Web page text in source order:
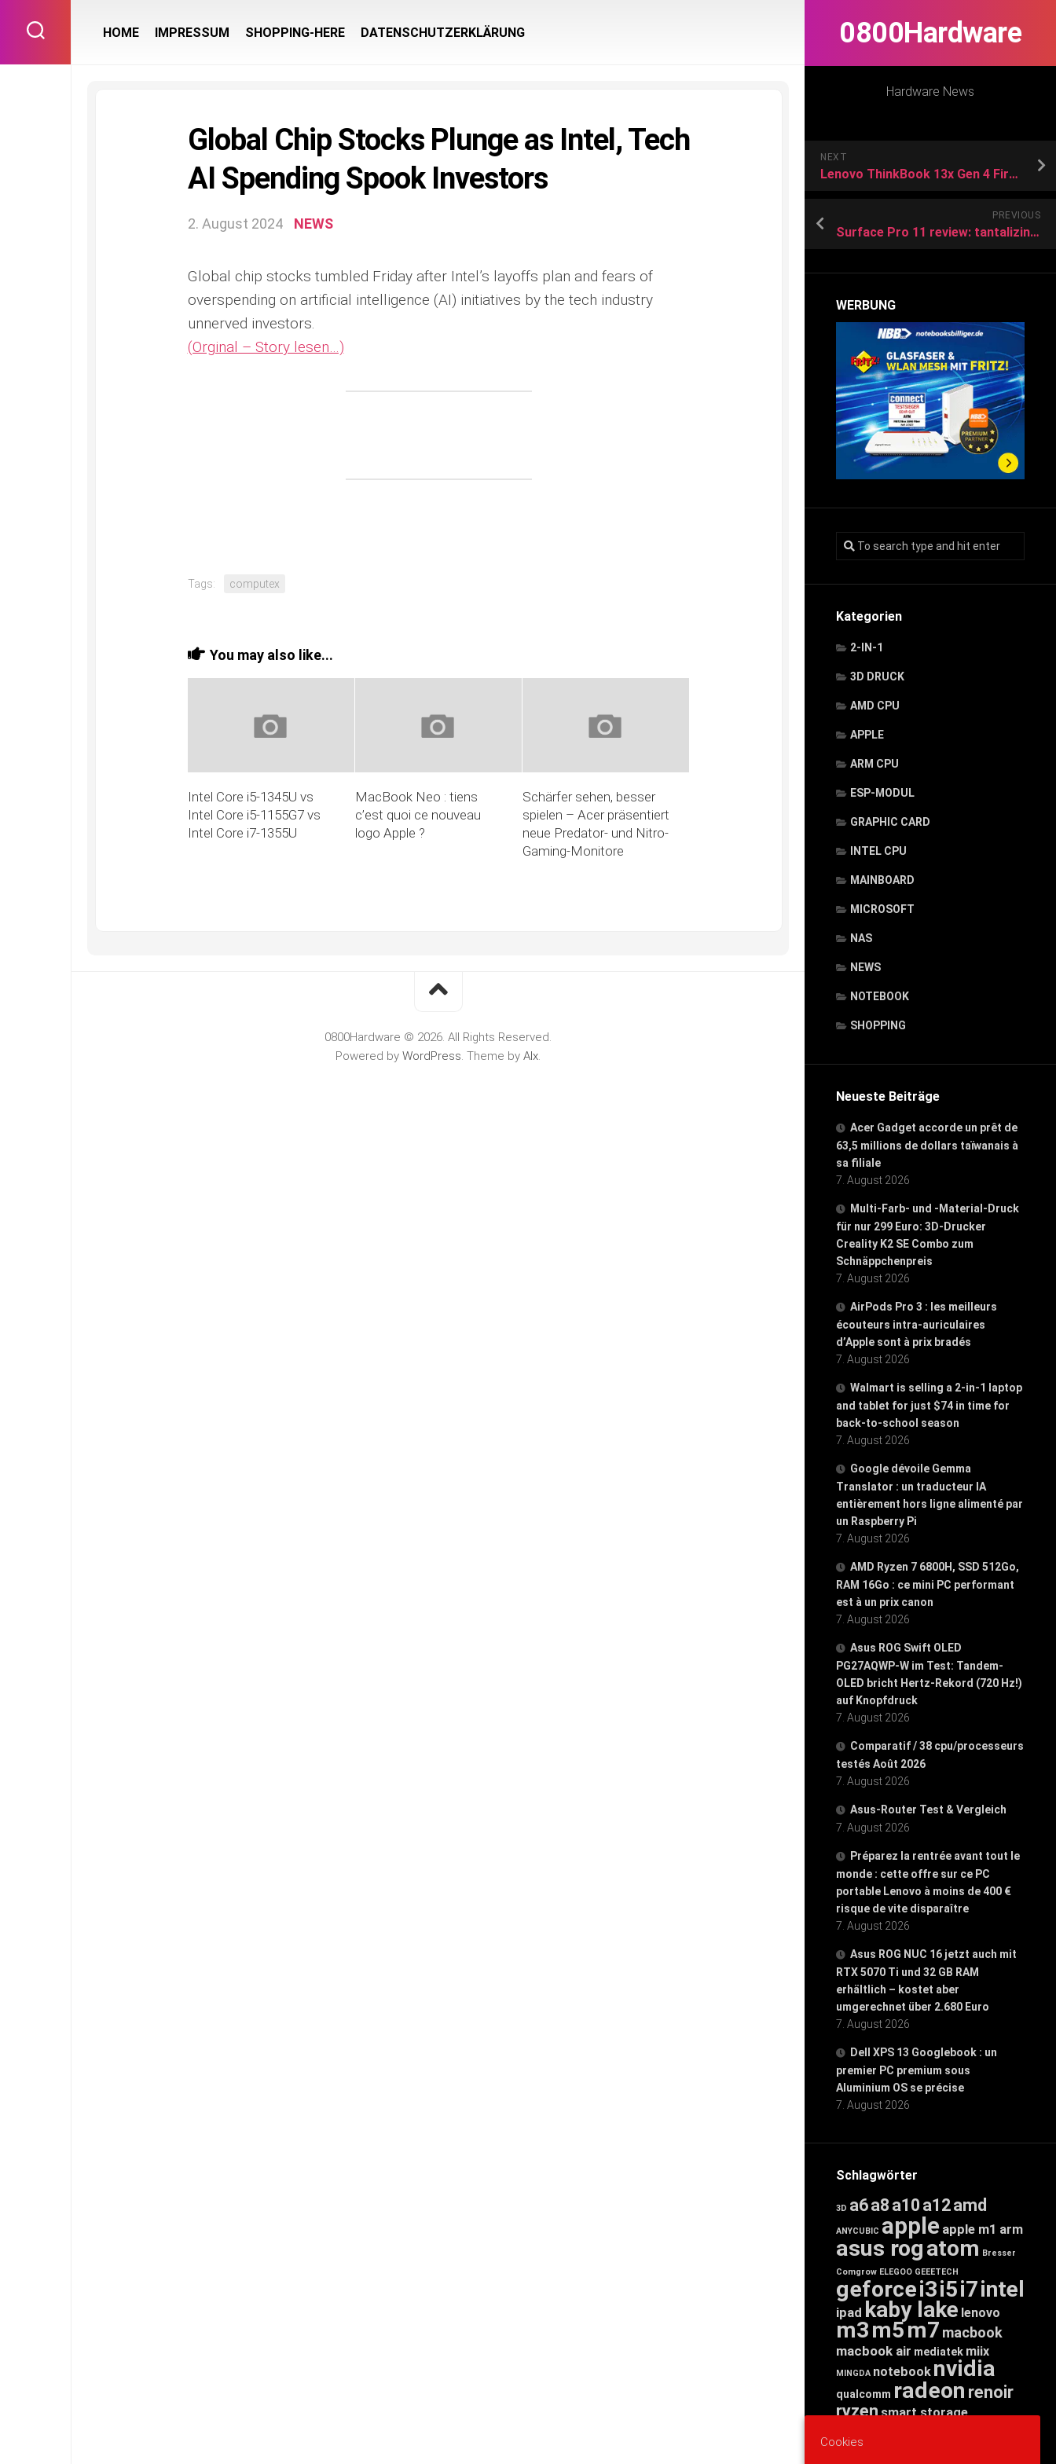
content
0800Hardware
Hardware News
NEXT
Lenovo ThinkBook 13x Gen 4 First Impressions
PREVIOUS
Surface Pro 11 review: tantalizingly close to the dream
WERBUNG
Kategorien
2-IN-1
3D DRUCK
AMD CPU
APPLE
ARM CPU
ESP-MODUL
GRAPHIC CARD
INTEL CPU
MAINBOARD
MICROSOFT
NAS
NEWS
NOTEBOOK
SHOPPING
Neueste Beiträge
Acer Gadget accorde un prêt de
63,5 millions de dollars taïwanais à
sa filiale
7. August 2026
Multi-Farb- und -Material-Druck
für nur 299 Euro: 3D-Drucker
Creality K2 SE Combo zum
Schnäppchenpreis
7. August 2026
AirPods Pro 3 : les meilleurs
écouteurs intra-auriculaires
d’Apple sont à prix bradés
7. August 2026
Walmart is selling a 2-in-1 laptop
and tablet for just $74 in time for
back-to-school season
7. August 2026
Google dévoile Gemma
Translator : un traducteur IA
entièrement hors ligne alimenté par
un Raspberry Pi
7. August 2026
AMD Ryzen 7 6800H, SSD 512Go,
RAM 16Go : ce mini PC performant
est à un prix canon
7. August 2026
Asus ROG Swift OLED
PG27AQWP-W im Test: Tandem-
OLED bricht Hertz-Rekord (720 Hz!)
auf Knopfdruck
7. August 2026
Comparatif / 38 cpu/processeurs
testés Août 2026
7. August 2026
Asus-Router Test & Vergleich
7. August 2026
Préparez la rentrée avant tout le
monde : cette offre sur ce PC
portable Lenovo à moins de 400 €
risque de vite disparaître
7. August 2026
Asus ROG NUC 16 jetzt auch mit
RTX 5070 Ti und 32 GB RAM
erhältlich – kostet aber
umgerechnet über 2.680 Euro
7. August 2026
Dell XPS 13 Googlebook : un
premier PC premium sous
Aluminium OS se précise
7. August 2026
Schlagwörter
3D a6a8 a10 a12amd
ANYCUBIC apple apple m1 arm
asus rogatom Bresser
Comgrow ELEGOO GEEETECH
geforcei3i5i7intel
ipad kaby lake lenovo
m3m5m7 macbook
macbook air mediatek miix
MINGDA notebook nvidia
qualcomm radeon renoir
ryzensmart storage
threadripper
HOME IMPRESSUM SHOPPING-HERE DATENSCHUTZERKLÄRUNG
Global Chip Stocks Plunge as Intel, Tech
AI Spending Spook Investors
2. August 2024 NEWS
Global chip stocks tumbled Friday after Intel’s layoffs plan and fears of
overspending on artificial intelligence (AI) initiatives by the tech industry
unnerved investors.
(Orginal – Story lesen…)
Tags: computex
You may also like...
Intel Core i5-1345U vs
Intel Core i5-1155G7 vs
Intel Core i7-1355U
MacBook Neo : tiens
c’est quoi ce nouveau
logo Apple ?
Schärfer sehen, besser
spielen – Acer präsentiert
neue Predator- und Nitro-
Gaming-Monitore
0800Hardware © 2026. All Rights Reserved.
Powered by WordPress. Theme by Alx.
Cookies